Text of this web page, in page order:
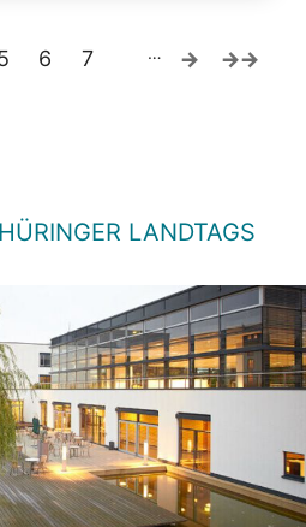
6 7 …
LANDTAGS